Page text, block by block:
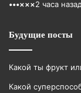
•••×××2 часа назад
Будущие посты
Какой ты фрукт
Какой